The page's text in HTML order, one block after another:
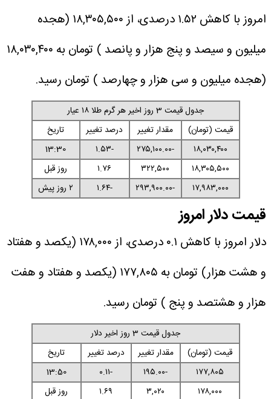
امروز با کاهش ۱.۵۲ درصدی، از ۱۸,۳۰۵,۵۰۰ (هجده
میلیون و سیصد و پنج هزار و پانصد ) تومان به ۱۸,۰۳۰,۴۰۰
(هجده میلیون و سی هزار و چهارصد ) تومان رسید.
جدول قیمت 3 روز اخیر هر گرم طلا ۱۸ عیار
قیمت (تومان)
مقدار تغییر درصد تغییر
تاریخ
۱۸,۰۳۰,۴۰۰
-۲۷۵,۱۰۰.۰۰ -۱.۵۳
13:30
۱۸,۳۰۵,۵۰۰
۳۲۲,۵۰۰ ۱.۷۶
روز قبل
۱۷,۹۸۳,۰۰۰
-۲۹۳,۹۰۰.۰۰ -۱.۶۴ ۲ روز پیش
قیمت دلار امروز
دلار امروز با کاهش ۰.۱ درصدی، از ۱۷۸,۰۰۰ (یکصد و هفتاد
و هشت هزار) تومان به ۱۷۷,۸۰۵ (یکصد و هفتاد و هفت
هزار و هشتصد و پنج ) تومان رسید.
جدول قیمت 3 روز اخیر دلار
قیمت (تومان)
مقدار تغییر درصد تغییر
تاریخ
۱۷۷,۸۰۵
-۱۹۵.۰۰ -۰.۱۱
13:50
۱۷۸,۰۰۰
۳,۰۲۰ ۱.۶۹
روز قبل